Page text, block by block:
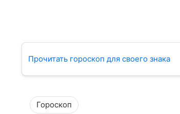
Прочитать гороскоп для своего знака
Гороскоп